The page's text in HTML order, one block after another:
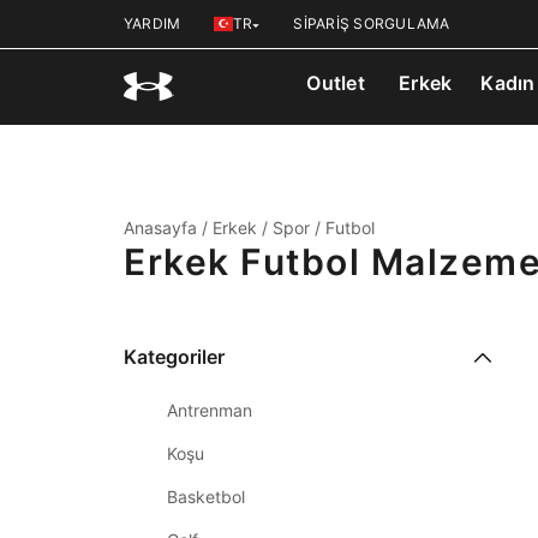
YARDIM TR SİPARİŞ SORGULAMA
Outlet Erkek Kadın
Erkek Futbol
Anasayfa / Erkek / Spor / Futbol
Kategoriler
Antrenman
Koşu
Basketbol